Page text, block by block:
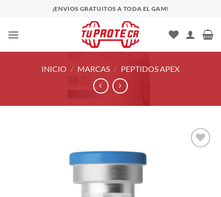
contenido
¡ENVIOS GRATUITOS A TODA EL GAM!
INICIO / MARCAS / PEPTIDOS APEX